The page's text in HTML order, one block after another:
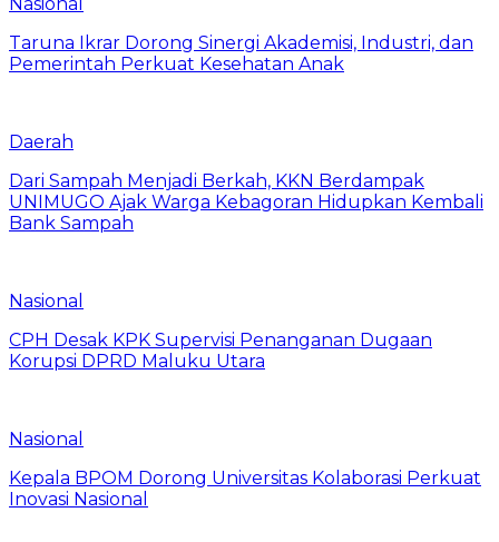
Taruna Ikrar Dorong Sinergi Akademisi, Industri, dan
Pemerintah Perkuat Kesehatan Anak
Daerah
Dari Sampah Menjadi Berkah, KKN Berdampak
UNIMUGO Ajak Warga Kebagoran Hidupkan Kembali
Bank Sampah
Nasional
CPH Desak KPK Supervisi Penanganan Dugaan
Korupsi DPRD Maluku Utara
Nasional
Kepala BPOM Dorong Universitas Kolaborasi Perkuat
Inovasi Nasional